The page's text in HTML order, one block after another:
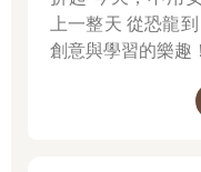
上一整天 從恐龍
創意與學習的樂趣！